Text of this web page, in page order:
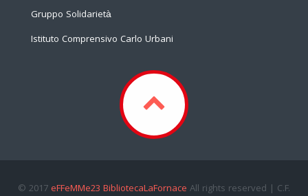
Gruppo Solidarietà
Istituto Comprensivo Carlo Urbani
© 2017 eFFeMMe23 BibliotecaLaFornace All rights reserved | C.F.